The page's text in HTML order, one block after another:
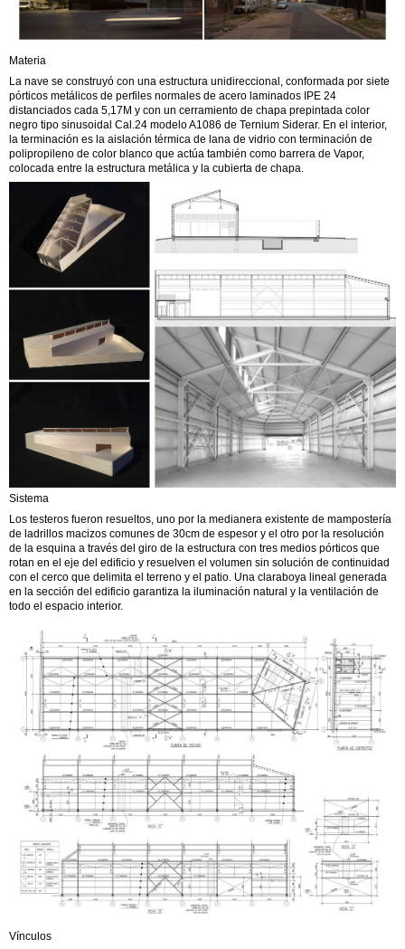
Materia
La nave se construyó con una estructura unidireccional, conformada por siete
pórticos metálicos de perfiles normales de acero laminados IPE 24
distanciados cada 5,17M y con un cerramiento de chapa prepintada color
negro tipo sinusoidal Cal.24 modelo A1086 de Ternium Siderar. En el interior,
la terminación es la aislación térmica de lana de vidrio con terminación de
polipropileno de color blanco que actúa también como barrera de Vapor,
colocada entre la estructura metálica y la cubierta de chapa.
Sistema
Los testeros fueron resueltos, uno por la medianera existente de mampostería
de ladrillos macizos comunes de 30cm de espesor y el otro por la resolución
de la esquina a través del giro de la estructura con tres medios pórticos que
rotan en el eje del edificio y resuelven el volumen sin solución de continuidad
con el cerco que delimita el terreno y el patio. Una claraboya lineal generada
en la sección del edificio garantiza la iluminación natural y la ventilación de
todo el espacio interior.
Vínculos